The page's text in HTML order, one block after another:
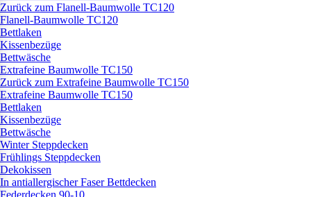
Zurück zum Flanell-Baumwolle TC120
Flanell-Baumwolle TC120
Bettlaken
Kissenbezüge
Bettwäsche
Extrafeine Baumwolle TC150
Zurück zum Extrafeine Baumwolle TC150
Extrafeine Baumwolle TC150
Bettlaken
Kissenbezüge
Bettwäsche
Winter Steppdecken
Frühlings Steppdecken
Dekokissen
In antiallergischer Faser Bettdecken